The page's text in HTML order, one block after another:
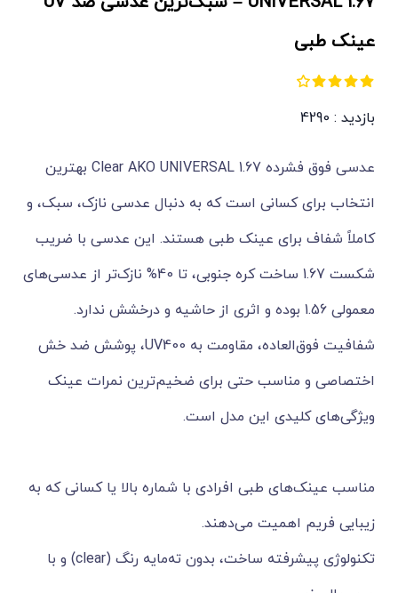
عینک طبی
بازدید : 4290
عدسی فوق فشرده 1.67 Clear AKO UNIVERSAL بهترین
انتخاب برای کسانی است که به دنبال عدسی نازک، سبک، و
کاملاً شفاف برای عینک طبی هستند. این عدسی با ضریب
شکست 1.67 ساخت کره جنوبی، تا 40% نازک‌تر از عدسی‌های
معمولی 1.56 بوده و اثری از حاشیه و درخشش ندارد.
شفافیت فوق‌العاده، مقاومت به UV400، پوشش ضد خش
اختصاصی و مناسب حتی برای ضخیم‌ترین نمرات عینک
ویژگی‌های کلیدی این مدل است.
مناسب عینک‌های طبی افرادی با شماره بالا یا کسانی که به
زیبایی فریم اهمیت می‌دهند.
تکنولوژی پیشرفته ساخت، بدون ته‌مایه رنگ (clear) و با